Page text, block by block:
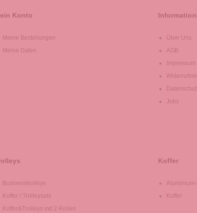
Konto
Meine Bestellungen
Meine Daten
Über Uns
AGB
Impressum
Jobs
Businesstrolleys
Koffer / Trolleysets
Koffer&Trolleys mit 2 Rollen
Koffer
Koffer